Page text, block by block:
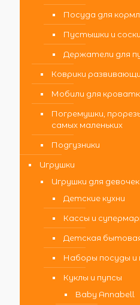
Посуда для
Пустышки и соски
Держатели для
Коврики
Мобили для
Погремушки,
самых маленьких
Подгузники
Игрушки
Игрушки для девочек
Детские кухни
Кассы и
Детская
Наборы посуды и
Куклы и пупсы
Baby Annabell